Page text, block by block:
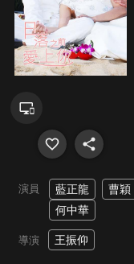
演員 藍正龍 曹穎
何中華
導演 王振仰